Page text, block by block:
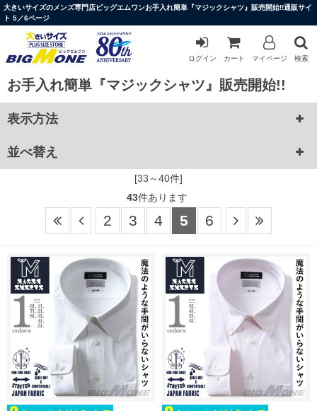
大きいサイズのメンズ専門店ビッグエムワンお手入れ簡単『マジックシャツ』販売開始!!通販サイ
ト 5／6ページ
ログイン カート マイページ 検索
お手入れ簡単『マジックシャツ』販売開始!!
表示方法
並べ替え
[33～40件]
43件あります
2 3 4 5 6